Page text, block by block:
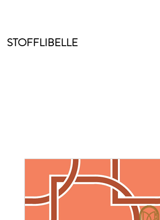
STOFFLIBELLE